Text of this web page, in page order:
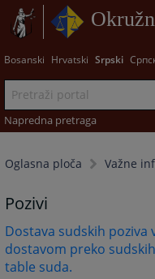
Bosanski Hrvatski Srpski
Napredna pretraga
Oglasna ploča Važne
Pozivi
Dostava sudskih
dostavom preko
table suda.